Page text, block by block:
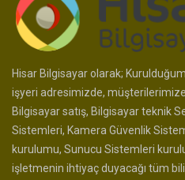
Hisar Bilgisayar olarak;
işyeri adresimizde,
Bilgisayar satış, Bilgisayar teknik
Sistemleri, Kamera Güvenlik
kurulumu, Sunucu Sistemleri
işletmenin ihtiyaç duyacağı tüm